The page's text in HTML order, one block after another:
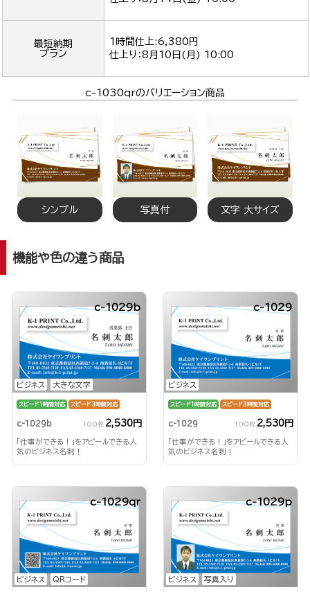
最短納期
プラン
1時間仕上:6,380円
仕上り：8月10日(月) 10:00
c-1030qrのバリエーション商品
シンプル 写真付 文字 大サイズ
機能や色の違う商品
ビジネス 大きな文字
c-1029b
スピード1時間対応 スピード3時間対応
c-1029b 100枚 2,530円
「仕事ができる！」をアピールできる人
気のビジネス名刺！
ビジネス
c-1029
スピード1時間対応 スピード3時間対応
c-1029 100枚 2,530円
「仕事ができる！」をアピールできる人
気のビジネス名刺！
ビジネス QRコード
c-1029qr
ビジネス 写真入り
c-1029p